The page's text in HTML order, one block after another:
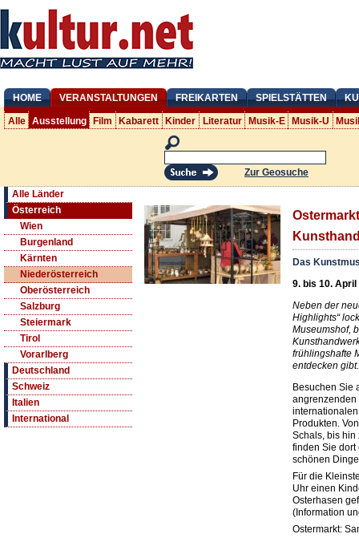
HOME VERANSTALTUNGEN FREIKARTEN SPIELSTÄTTEN
Alle Ausstellung Film Kabarett Kinder Literatur Musik-E Musik-U
Zur Geosuche
Alle Länder
Österreich
Wien
Burgenland
Kärnten
Niederösterreich
Oberösterreich
Salzburg
Steiermark
Tirol
Vorarlberg
Deutschland
Schweiz
Italien
International
Das
9. bis 10. April
Neben der
Highlights“
Museumshof,
frühlingshafte
entdecken gibt.
Besuchen Sie
angrenzenden
Produkten.
Schals, bis hin
finden Sie
schönen
Für die
Uhr einen
Osterhasen
(Information
Ostermarkt: